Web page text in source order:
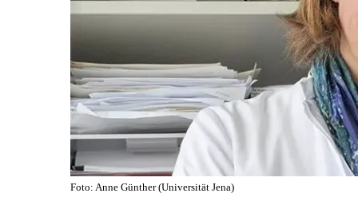
Foto: Anne Günther (Universität Jena)